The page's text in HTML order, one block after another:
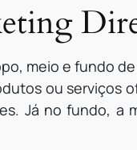
meio e fundo
ou serviços
Já no fundo, a